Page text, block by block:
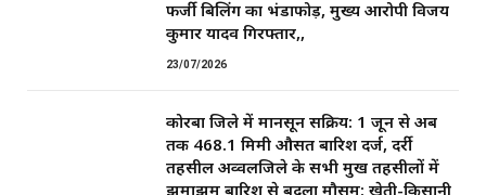
फर्जी बिलिंग का भंडाफोड़, मुख्य आरोपी विजय
कुमार यादव गिरफ्तार,,
23/07/2026
कोरबा जिले में मानसून सक्रिय: 1 जून से अब
तक 468.1 मिमी औसत बारिश दर्ज, दर्री
तहसील अव्वलजिले के सभी प्रमुख तहसीलों में
झमाझम बारिश से बदला मौसम; खेती-किसानी